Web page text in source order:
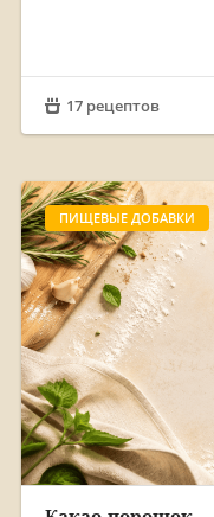
17 рецептов
ПИЩЕВЫЕ ДОБАВКИ